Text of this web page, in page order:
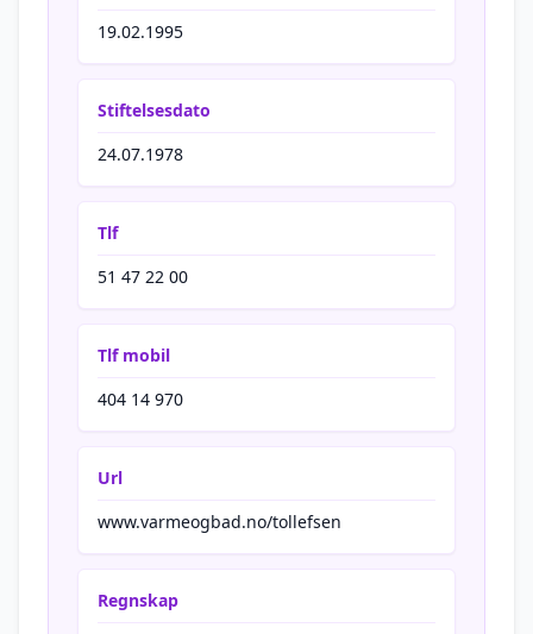
19.02.1995
Stiftelsesdato
24.07.1978
Tlf
51 47 22 00
Tlf mobil
404 14 970
Url
www.varmeogbad.no/tollefsen
Regnskap